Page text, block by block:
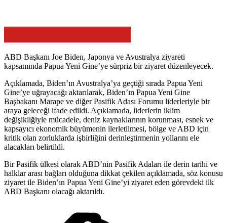
ABD Başkanı Joe Biden, Japonya ve Avustralya ziyareti
kapsamında Papua Yeni Gine’ye sürpriz bir ziyaret düzenleyecek.
Açıklamada, Biden’ın Avustralya’ya geçtiği sırada Papua Yeni
Gine’ye uğrayacağı aktarılarak, Biden’ın Papua Yeni Gine
Başbakanı Marape ve diğer Pasifik Adası Forumu liderleriyle bir
araya geleceği ifade edildi. Açıklamada, liderlerin iklim
değişikliğiyle mücadele, deniz kaynaklarının korunması, esnek ve
kapsayıcı ekonomik büyümenin ilerletilmesi, bölge ve ABD için
kritik olan zorluklarda işbirliğini derinleştirmenin yollarını ele
alacakları belirtildi.
Bir Pasifik ülkesi olarak ABD’nin Pasifik Adaları ile derin tarihi ve
halklar arası bağları olduğuna dikkat çekilen açıklamada, söz konusu
ziyaret ile Biden’ın Papua Yeni Gine’yi ziyaret eden görevdeki ilk
ABD Başkanı olacağı aktarıldı.